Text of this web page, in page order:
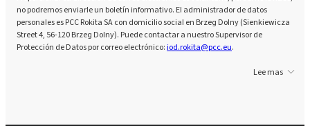
no podremos enviarle un boletín informativo. El administrador de datos
personales es PCC Rokita SA con domicilio social en Brzeg Dolny (Sienkiewicza
Street 4, 56-120 Brzeg Dolny). Puede contactar a nuestro Supervisor de
Protección de Datos por correo electrónico:iod.rokita@pcc.eu.
Lee mas